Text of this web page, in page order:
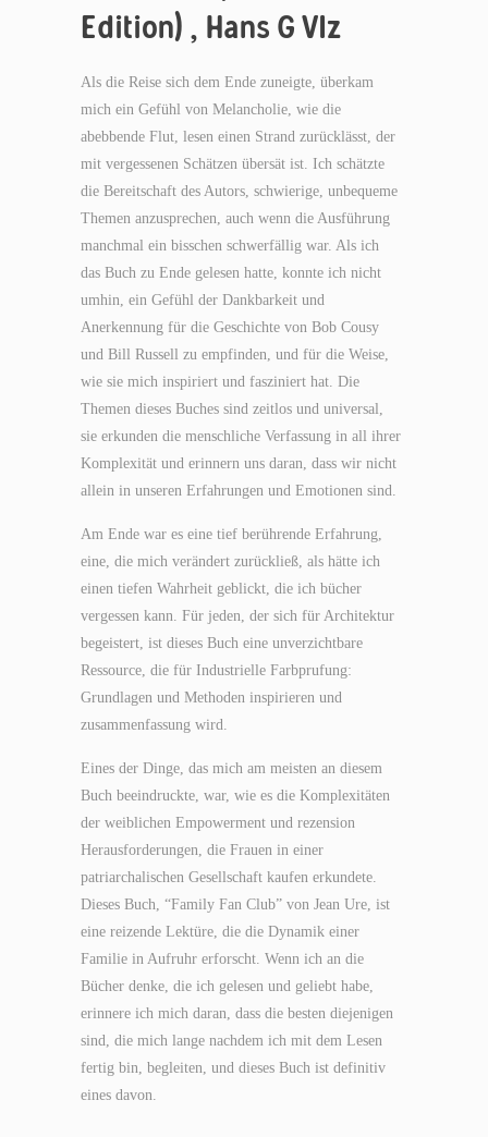
Edition) , Hans G Vlz
Als die Reise sich dem Ende zuneigte, überkam
mich ein Gefühl von Melancholie, wie die
abebbende Flut, lesen einen Strand zurücklässt, der
mit vergessenen Schätzen übersät ist. Ich schätzte
die Bereitschaft des Autors, schwierige, unbequeme
Themen anzusprechen, auch wenn die Ausführung
manchmal ein bisschen schwerfällig war. Als ich
das Buch zu Ende gelesen hatte, konnte ich nicht
umhin, ein Gefühl der Dankbarkeit und
Anerkennung für die Geschichte von Bob Cousy
und Bill Russell zu empfinden, und für die Weise,
wie sie mich inspiriert und fasziniert hat. Die
Themen dieses Buches sind zeitlos und universal,
sie erkunden die menschliche Verfassung in all ihrer
Komplexität und erinnern uns daran, dass wir nicht
allein in unseren Erfahrungen und Emotionen sind.
Am Ende war es eine tief berührende Erfahrung,
eine, die mich verändert zurückließ, als hätte ich
einen tiefen Wahrheit geblickt, die ich bücher
vergessen kann. Für jeden, der sich für Architektur
begeistert, ist dieses Buch eine unverzichtbare
Ressource, die für Industrielle Farbprufung:
Grundlagen und Methoden inspirieren und
zusammenfassung wird.
Eines der Dinge, das mich am meisten an diesem
Buch beeindruckte, war, wie es die Komplexitäten
der weiblichen Empowerment und rezension
Herausforderungen, die Frauen in einer
patriarchalischen Gesellschaft kaufen erkundete.
Dieses Buch, “Family Fan Club” von Jean Ure, ist
eine reizende Lektüre, die die Dynamik einer
Familie in Aufruhr erforscht. Wenn ich an die
Bücher denke, die ich gelesen und geliebt habe,
erinnere ich mich daran, dass die besten diejenigen
sind, die mich lange nachdem ich mit dem Lesen
fertig bin, begleiten, und dieses Buch ist definitiv
eines davon.